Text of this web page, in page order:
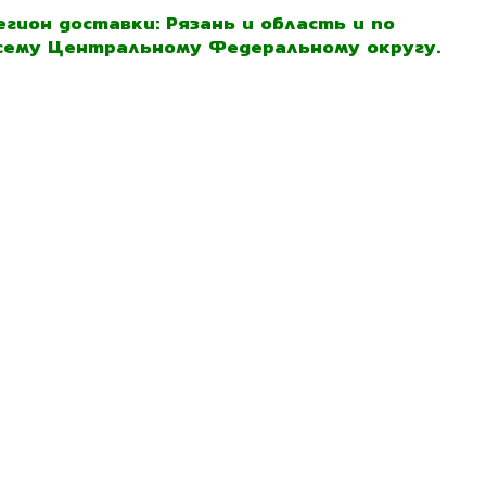
доставки: Рязань и область и по
Центральному Федеральному округу.